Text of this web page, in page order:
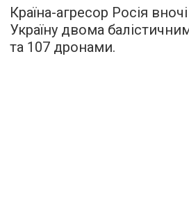
Країна-агресор Росія
Україну двома
та 107 дронами.